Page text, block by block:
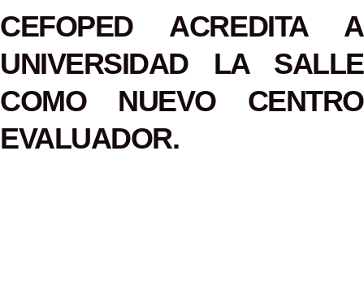
CEFOPED ACREDITA A
UNIVERSIDAD LA SALLE
COMO NUEVO CENTRO
EVALUADOR.